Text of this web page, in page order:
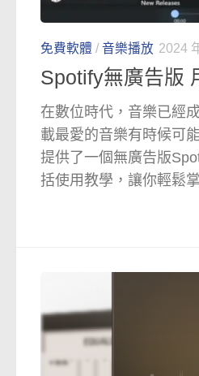
免費軟體 / 音樂播放 2024
Spotify無廣告版
在數位時代，音樂已經
載最愛的音樂有時候可
提供了一個無廣告版
括使用教學，讓你輕鬆